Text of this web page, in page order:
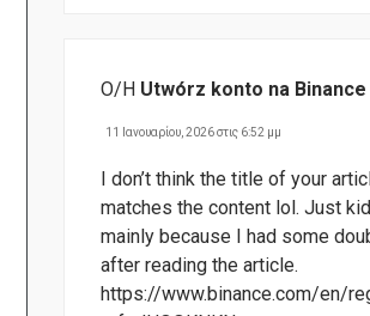
Ο/Η Utwórz konto na Binance
11 Ιανουαρίου, 2026 στις 6:52 μμ
I don’t think the title of your
matches the content lol. Just
mainly because I had some
after reading the article.
https://www.binance.com/en/